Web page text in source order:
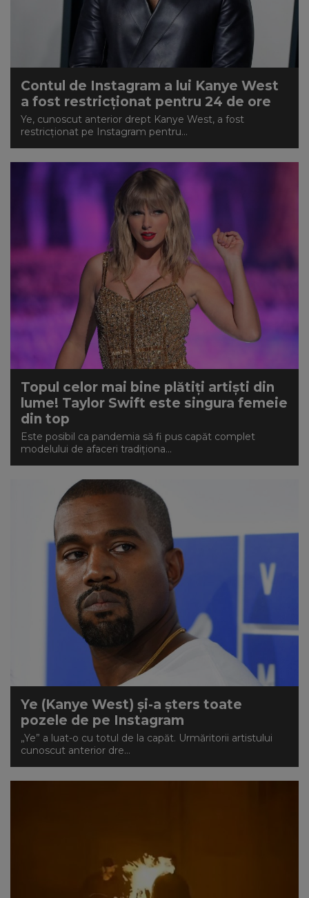
Contul de Instagram a lui Kanye West
a fost restricționat pentru 24 de ore
Ye, cunoscut anterior drept Kanye West, a fost
restricționat pe Instagram pentru...
Topul celor mai bine plătiți artiști din
lume! Taylor Swift este singura femeie
din top
Este posibil ca pandemia să fi pus capăt complet
modelului de afaceri tradiționa...
Ye (Kanye West) și-a șters toate
pozele de pe Instagram
„Ye” a luat-o cu totul de la capăt. Urmăritorii artistului
cunoscut anterior dre...